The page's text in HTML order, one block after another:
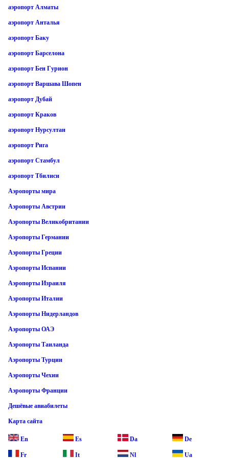
аэропорт Алматы
аэропорт Анталья
аэропорт Баку
аэропорт Барселона
аэропорт Бен Гурион
аэропорт Варшава Шопен
аэропорт Дубай
аэропорт Краков
аэропорт Нурсултан
аэропорт Рига
аэропорт Стамбул
аэропорт Тбилиси
Аэропорты мира
Аэропорты Австрии
Аэропорты Великобритании
Аэропорты Германии
Аэропорты Греции
Аэропорты Испании
Аэропорты Израиля
Аэропорты Италии
Аэропорты Нидерландов
Аэропорты ОАЭ
Аэропорты Таиланда
Аэропорты Турции
Аэропорты Чехии
Аэропорты Франции
Дешёвые авиабилеты
Карта сайта
En Es Da De
Fr It Nl Ua